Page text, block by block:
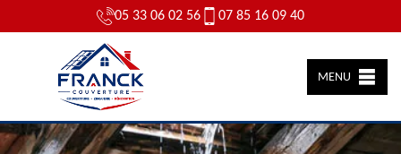
05 33 06 02 56 07 85 16 09 40
MENU